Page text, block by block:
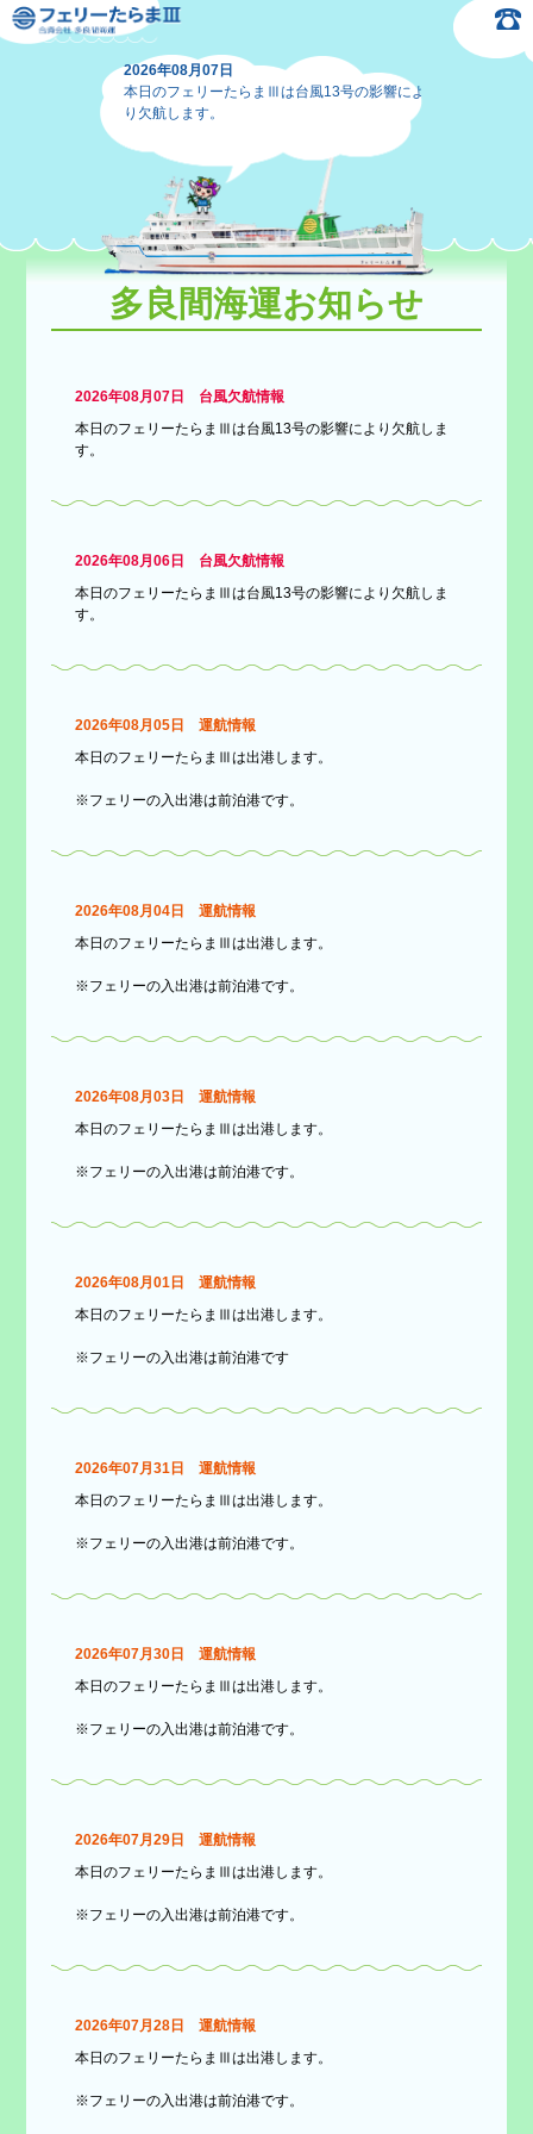
2026年08月07日
本日のフェリーたらまⅢは台風13号の影響によ
り欠航します。
多良間海運お知らせ
2026年08月07日 台風欠航情報
本日のフェリーたらまⅢは台風13号の影響により欠航しま
す。
2026年08月06日 台風欠航情報
本日のフェリーたらまⅢは台風13号の影響により欠航しま
す。
2026年08月05日 運航情報
本日のフェリーたらまⅢは出港します。
※フェリーの入出港は前泊港です。
2026年08月04日 運航情報
本日のフェリーたらまⅢは出港します。
※フェリーの入出港は前泊港です。
2026年08月03日 運航情報
本日のフェリーたらまⅢは出港します。
※フェリーの入出港は前泊港です。
2026年08月01日 運航情報
本日のフェリーたらまⅢは出港します。
※フェリーの入出港は前泊港です
2026年07月31日 運航情報
本日のフェリーたらまⅢは出港します。
※フェリーの入出港は前泊港です。
2026年07月30日 運航情報
本日のフェリーたらまⅢは出港します。
※フェリーの入出港は前泊港です。
2026年07月29日 運航情報
本日のフェリーたらまⅢは出港します。
※フェリーの入出港は前泊港です。
2026年07月28日 運航情報
本日のフェリーたらまⅢは出港します。
※フェリーの入出港は前泊港です。